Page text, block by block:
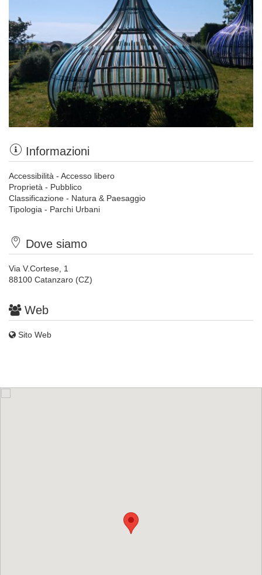
Informazioni
Accessibilità - Accesso libero
Proprietà - Pubblico
Classificazione - Natura & Paesaggio
Tipologia - Parchi Urbani
Dove siamo
Via V.Cortese, 1
88100 Catanzaro (CZ)
Web
Sito Web